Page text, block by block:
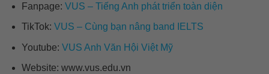
Fanpage: VUS – Tiếng Anh phát triển toàn diện
TikTok: VUS – Cùng bạn nâng band IELTS
Youtube: VUS Anh Văn Hội Việt Mỹ
Website: www.vus.edu.vn